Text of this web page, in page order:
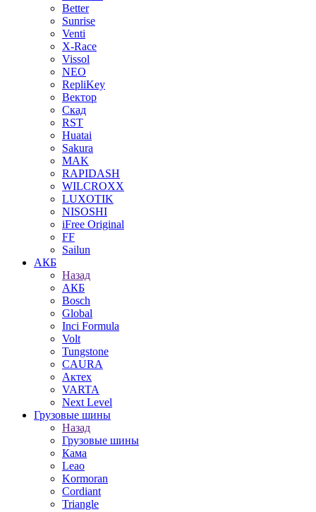
Better
Sunrise
Venti
X-Race
Vissol
NEO
RepliKey
Вектор
Скад
RST
Huatai
Sakura
MAK
RAPIDASH
WILCROXX
LUXOTIK
NISOSHI
iFree Original
FF
Sailun
АКБ
Назад
АКБ
Bosch
Global
Inci Formula
Volt
Tungstone
CAURA
Актех
VARTA
Next Level
Грузовые шины
Назад
Грузовые шины
Кама
Leao
Kormoran
Cordiant
Triangle